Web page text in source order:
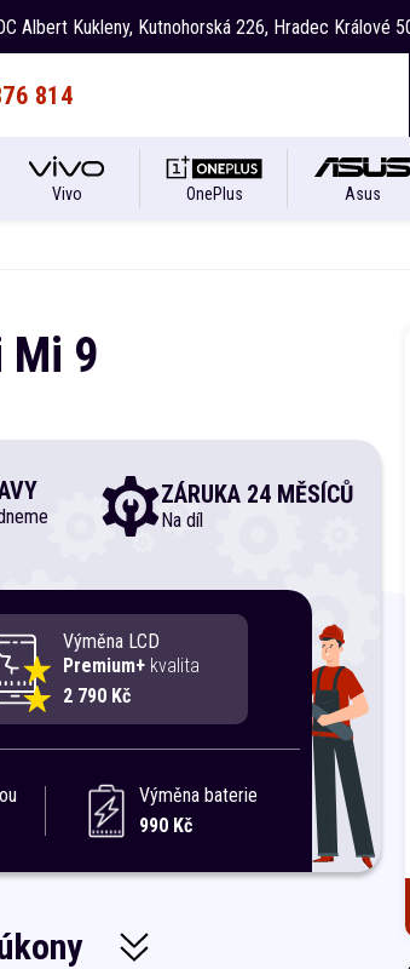
Albert Kukleny, Kutnohorská 226, Hradec Králové
814
Vivo OnePlus Asus
Mi 9
ZÁRUKA 24 MĚSÍCŮ
Na díl
Výměna LCD
Premium+kvalita
2 790 Kč
Výměna baterie
990 Kč